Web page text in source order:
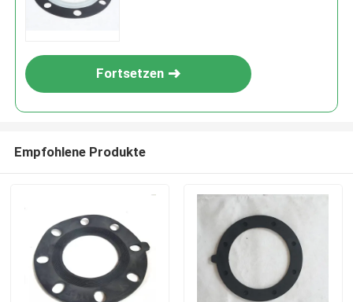
Fortsetzen
Empfohlene Produkte